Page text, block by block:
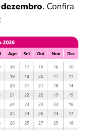
. Confira